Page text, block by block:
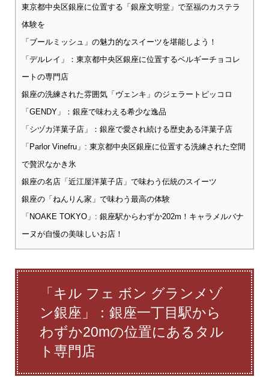
東京都中央区銀座に位置する「銀座文明堂」で至福のカステラ
体験を
「ブールミッシュ」の魅力的なスイーツを堪能しよう！
「デルレイ」：東京都中央区銀座に位置するベルギーチョコレ
ートの専門店
銀座の洗練された雰囲気「ヴェンキ」のジェラートピッコロ
「GENDY」：銀座で味わえる希少な逸品
「シヅカ洋菓子店」：銀座で愛され続ける歴史ある洋菓子店
「Parlor Vinefru」: 東京都中央区銀座に位置する洗練された空間
で贅沢なかき氷
銀座の名店「近江屋洋菓子店」で味わう伝統のスイーツ
銀座の「ねんりん家」で味わう最高の体験
「NOAKE TOKYO」: 銀座駅からわずか202m！キャラメルバナ
ーヌが自慢の美味しいお店！
「キル フェ ボン グランメゾ
ン銀座」：銀座一丁目駅から
わずか20mの位置にあるタル
ト専門店